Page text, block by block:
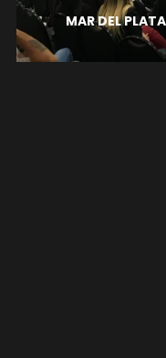
MAR DEL